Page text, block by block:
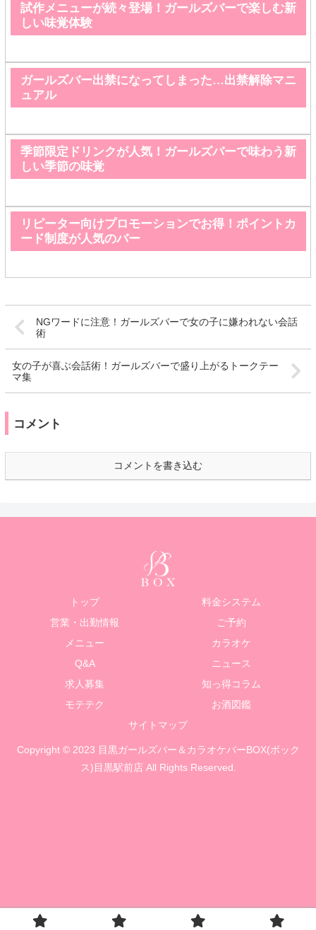
試作メニューが続々登場！ガールズバーで楽しむ新
しい味覚体験
ガールズバー出禁になってしまった…出禁解除マニ
ュアル
季節限定ドリンクが人気！ガールズバーで味わう新
しい季節の味覚
リピーター向けプロモーションでお得！ポイントカ
ード制度が人気のバー
NGワードに注意！ガールズバーで女の子に嫌われない会話
術
女の子が喜ぶ会話術！ガールズバーで盛り上がるトークテー
マ集
コメント
コメントを書き込む
トップ
料金システム
営業・出勤情報
ご予約
メニュー
カラオケ
Q&A
ニュース
求人募集
知っ得コラム
モテテク
お酒図鑑
サイトマップ
Copyright © 2023 目黒ガールズバー＆カラオケバーBOX(ボック
ス)目黒駅前店 All Rights Reserved.